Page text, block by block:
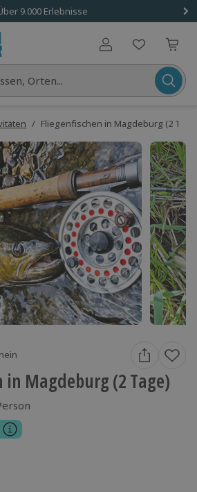
9.000 Erlebnisse
Benutzerkonto
Orten...
/ Fliegenfischen in Magdeburg (2
Magdeburg (2 Tage)